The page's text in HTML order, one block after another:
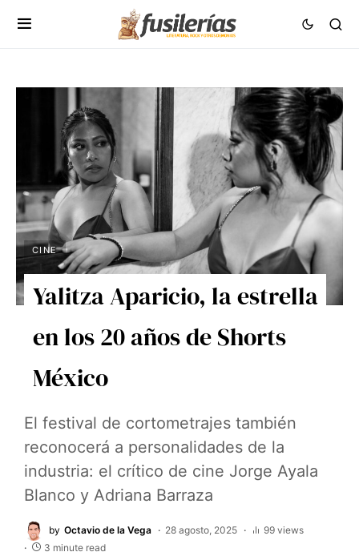
CINE
Yalitza Aparicio, la estrella
en los 20 años de Shorts
México
El festival de cortometrajes también
reconocerá a personalidades de la
industria: el crítico de cine Jorge Ayala
Blanco y Adriana Barraza
by Octavio de la Vega 28 agosto, 2025
99 views
3 minute read